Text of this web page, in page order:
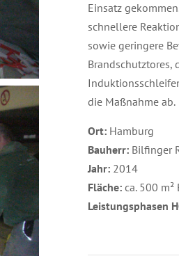
Einsatz
schnellere
sowie geringere
Brandschutztores,
die Maßnahme ab.
Ort: Hamburg
Bauherr: Bilfinger
Jahr: 2014
Fläche: ca. 500 m²
Leistungsphasen